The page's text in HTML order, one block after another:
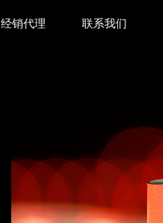
经销代理 联系我们